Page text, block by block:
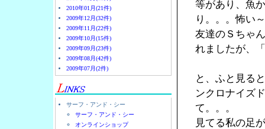
2010年01月(21件)
2009年12月(32件)
2009年11月(22件)
2009年10月(15件)
2009年09月(23件)
2009年08月(42件)
2009年07月(2件)
サーフ・アンド・シー
サーフ・アンド・シー
オンラインショップ
等があり、魚
り。。。怖い～
友達のＳちゃ
れましたが、
と、ふと見る
ンクロナイズ
て。。。
見てる私の足